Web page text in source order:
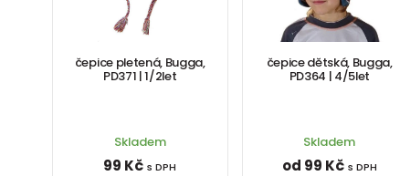
čepice pletená, Bugga,
PD371 | 1/2let
Skladem
99 Kč s DPH
čepice dětská, Bugga,
PD364 | 4/5let
Skladem
od 99 Kč s DPH